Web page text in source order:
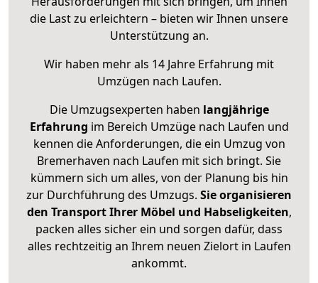
die Last zu erleichtern – bieten wir Ihnen unsere
Unterstützung an.
Wir haben mehr als 14 Jahre Erfahrung mit
Umzügen nach Laufen.
Die Umzugsexperten haben langjährige
Erfahrung im Bereich Umzüge nach Laufen und
kennen die Anforderungen, die ein Umzug von
Bremerhaven nach Laufen mit sich bringt. Sie
kümmern sich um alles, von der Planung bis hin
zur Durchführung des Umzugs. Sie organisieren
den Transport Ihrer Möbel und Habseligkeiten,
packen alles sicher ein und sorgen dafür, dass
alles rechtzeitig an Ihrem neuen Zielort in Laufen
ankommt.